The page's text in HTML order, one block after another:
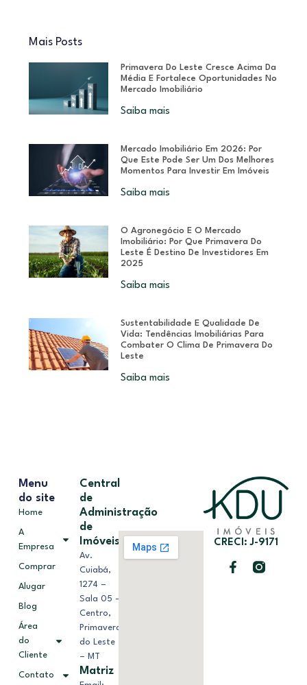
Mais Posts
Primavera Do Leste Cresce Acima Da
Média E Fortalece Oportunidades No
Mercado Imobiliário
Saiba mais
Mercado Imobiliário Em 2026: Por
Que Este Pode Ser Um Dos Melhores
Momentos Para Investir Em Imóveis
Saiba mais
O Agronegócio E O Mercado
Imobiliário: Por Que Primavera Do
Leste É Destino De Investidores Em
2025
Saiba mais
Sustentabilidade E Qualidade De
Vida: Tendências Imobiliárias Para
Combater O Clima De Primavera Do
Leste
Saiba mais
CRECI: J-9171
Menu
do site
Home
A
Empresa
Comprar
Alugar
Blog
Área
do
Cliente
Contato
Central
de
Administração
de
Imóveis
Av.
Cuiabá,
1274 –
Sala 05 –
Centro,
Primavera
do Leste
– MT
Matriz